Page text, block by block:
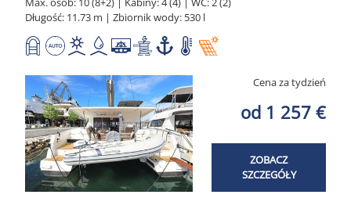
Długość: 11.73 m | Zbiornik wody: 530 l
Cena za tydzień
od 1 257 €
ZOBACZ
SZCZEGÓŁY